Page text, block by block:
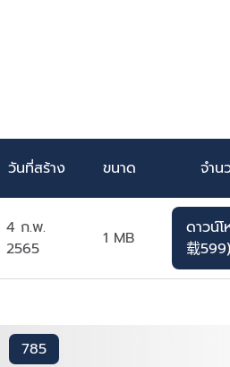
วันที่สร้าง ขนาด จำน
4 ก.พ.
2565
1 MB
ดาวน์
载599)
785